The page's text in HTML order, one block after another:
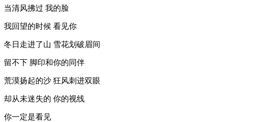
当清风拂过 我的脸
我回望的时候 看见你
冬日走进了山 雪花划破眉间
留不下 脚印和你的同伴
荒漠扬起的沙 狂风刺进双眼
却从未迷失的 你的视线
你一定是看见